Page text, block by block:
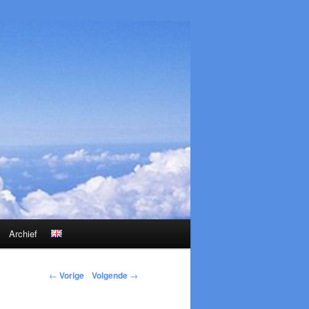
Archief
← Vorige Volgende →